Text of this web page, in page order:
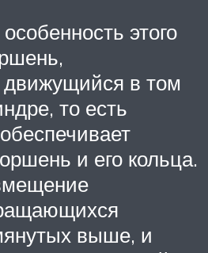
этого
движущийся в том
то есть
и его кольца.
выше, и